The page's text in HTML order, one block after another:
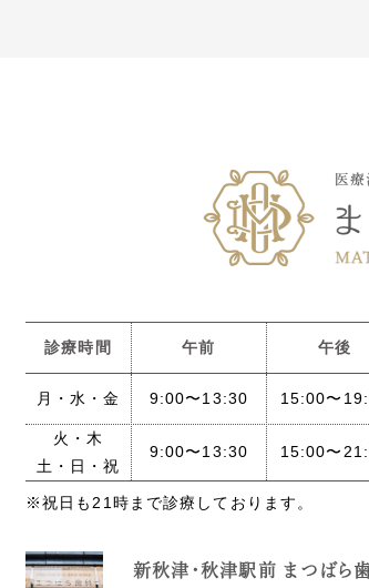
診療時間 午前 午後
月・水・金 9:00〜13:30 15:00〜
火・木
土・日・祝
9:00〜13:30 15:00〜
※祝日も21時まで診療しております。
新秋津・秋津駅前 まつばら